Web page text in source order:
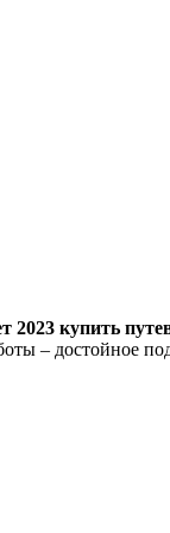
2023 купить
– достойное